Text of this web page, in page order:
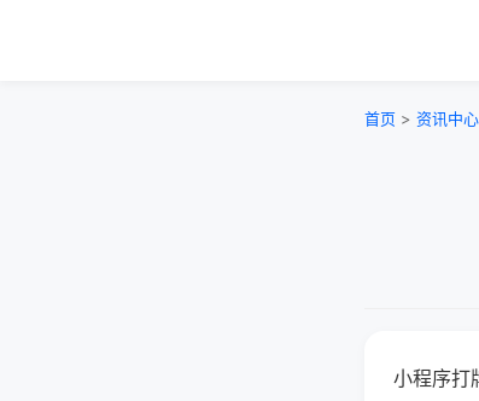
首页 > 资讯中心
小程序打